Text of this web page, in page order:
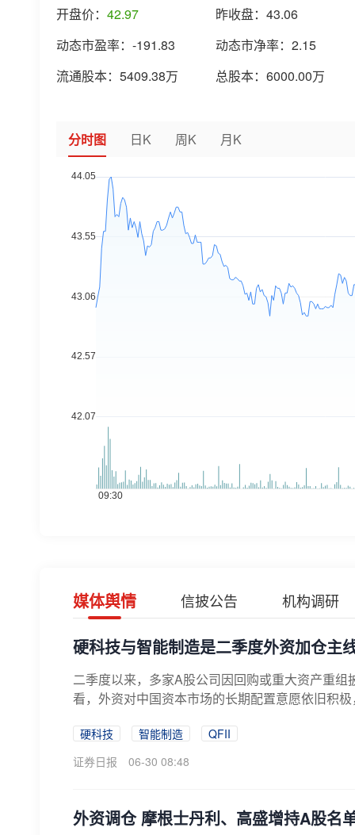
开盘价： 42.97 昨收盘： 43.06
动态市盈率： -191.83 动态市净率： 2.15
流通股本： 5409.38万 总股本： 6000.00万
分时图 日K 周K 月K
媒体舆情 信披公告 机构调研
硬科技与智能制造是二季度外资加仓主
二季度以来，多家A股公司因回购或重大资产重
看，外资对中国资本市场的长期配置意愿依旧积
硬科技 智能制造
QFII
证券日报
06-30 08:48
外资调仓 摩根士丹利、高盛增持A股名